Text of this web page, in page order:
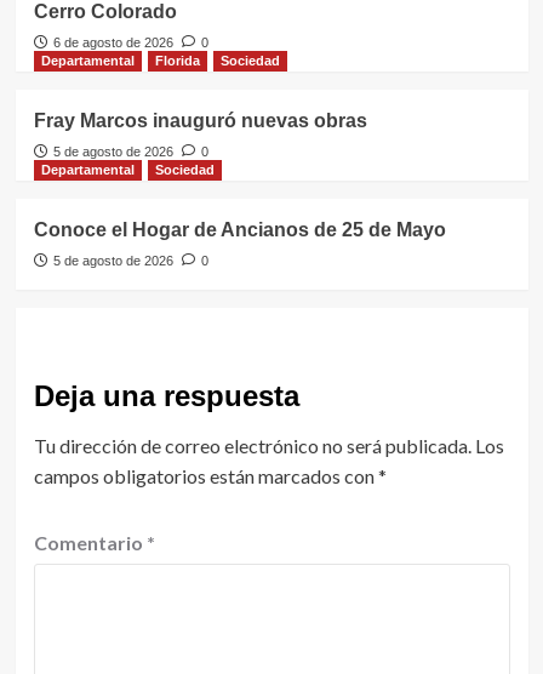
Cerro Colorado
6 de agosto de 2026
0
Departamental
Florida Sociedad
Fray Marcos inauguró nuevas obras
5 de agosto de 2026
0
Departamental
Sociedad
Conoce el Hogar de Ancianos de 25 de Mayo
5 de agosto de 2026 0
Deja una respuesta
Tu dirección de correo electrónico no será publicada. Los
campos obligatorios están marcados con*
Comentario *